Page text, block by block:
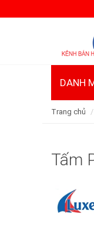
DANH
Trang chủ
Tấm